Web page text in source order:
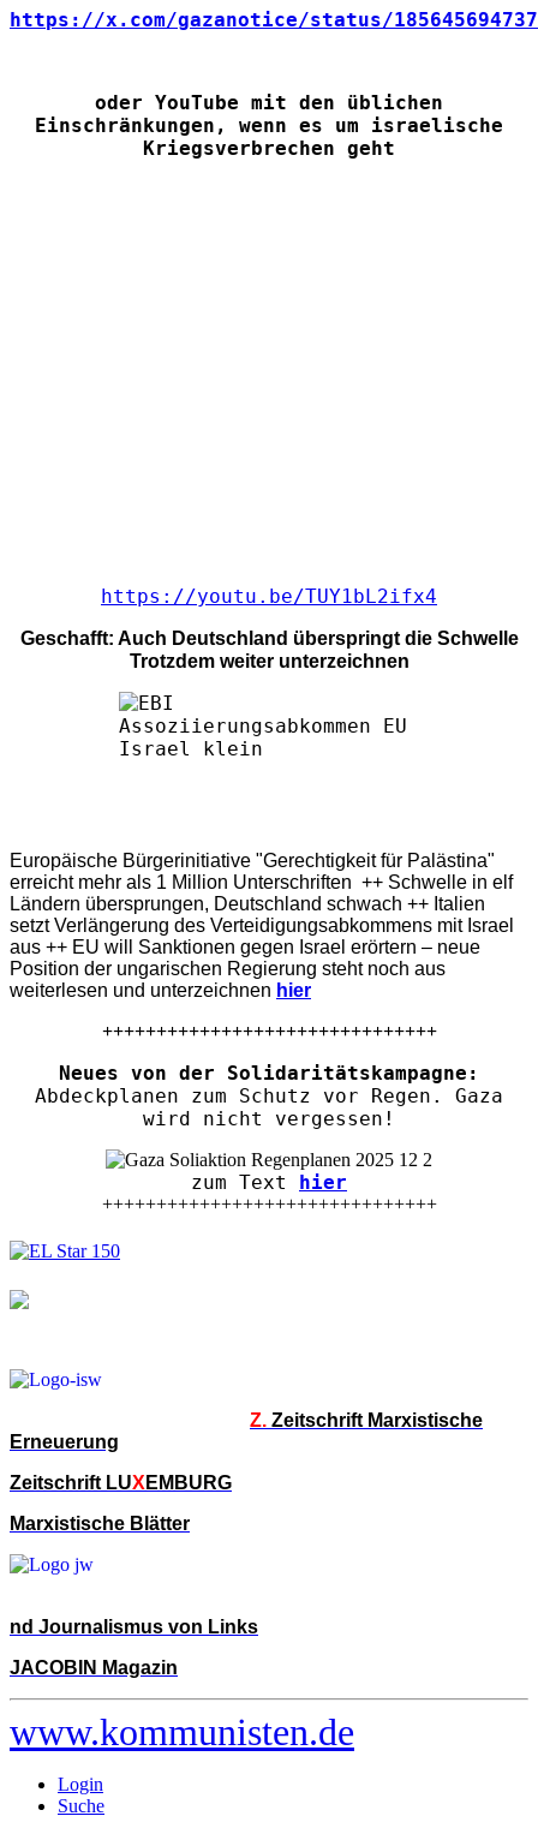
https://x.com/gazanotice/status/
oder YouTube mit den üblichen
Einschränkungen, wenn es um israelische
Kriegsverbrechen geht
https://youtu.be/TUY1bL2ifx4
Geschafft: Auch Deutschland überspringt die Schwelle
Trotzdem weiter unterzeichnen
Europäische Bürgerinitiative "Gerechtigkeit für Palästina"
erreicht mehr als 1 Million Unterschriften ++ Schwelle in elf
Ländern übersprungen, Deutschland schwach ++ Italien
setzt Verlängerung des Verteidigungsabkommens mit Israel
aus ++ EU will Sanktionen gegen Israel erörtern – neue
Position der ungarischen Regierung steht noch aus
weiterlesen und unterzeichnen hier
+++++++++++++++++++++++++++++++
Neues von der Solidaritätskampagne:
Abdeckplanen zum Schutz vor Regen. Gaza
wird nicht vergessen!
zum Text hier
+++++++++++++++++++++++++++++++
Z. Zeitschrift Marxistische
Erneuerung
Zeitschrift LUX EMBURG
Marxistische Blätter
nd Journalismus von Links
JACOBIN Magazin
www.kommunisten.de
Login
Suche